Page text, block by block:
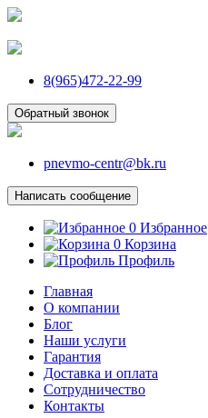
8(965)472-22-99
Обратный звонок
pnevmo-centr@bk.ru
Написать сообщение
0 Избранное
0 Корзина
Профиль
Главная
О компании
Блог
Наши услуги
Гарантия
Доставка и оплата
Сотрудничество
Контакты